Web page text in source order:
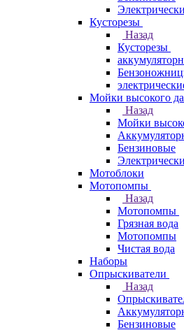
Кусторезы
Назад
Кусторезы
Мойки высокого
Назад
Мойки
Бензиновые
Мотоблоки
Мотопомпы
Назад
Мотопомпы
Грязная вода
Мотопомпы
Чистая вода
Наборы
Опрыскиватели
Назад
Бензиновые